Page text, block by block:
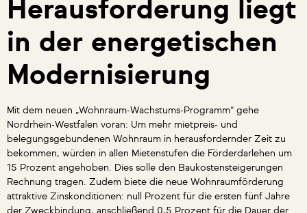
Herausforderung liegt
in der energetischen
Modernisierung
Mit dem neuen „Wohnraum-Wachstums-Programm“ gehe
Nordrhein-Westfalen voran: Um mehr mietpreis- und
belegungsgebundenen Wohnraum in herausfordernder Zeit zu
bekommen, würden in allen Mietenstufen die Förderdarlehen um
15 Prozent angehoben. Dies solle den Baukostensteigerungen
Rechnung tragen. Zudem biete die neue Wohnraumförderung
attraktive Zinskonditionen: null Prozent für die ersten fünf Jahre
der Zweckbindung, anschließend 0,5 Prozent für die Dauer der